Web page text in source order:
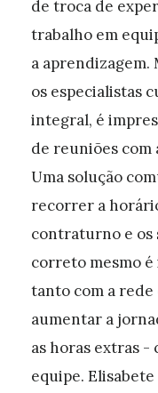
de troca de
trabalho em
a aprendizagem.
os especialistas
integral, é
de reuniões com
Uma solução
recorrer a
contraturno e os
correto mesmo
tanto com a
aumentar a
as horas extras -
equipe.